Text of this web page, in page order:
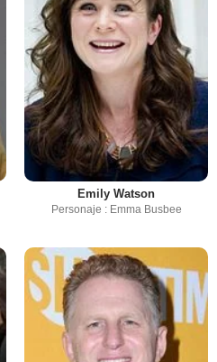
Emily Watson
Personaje : Emma Busbee